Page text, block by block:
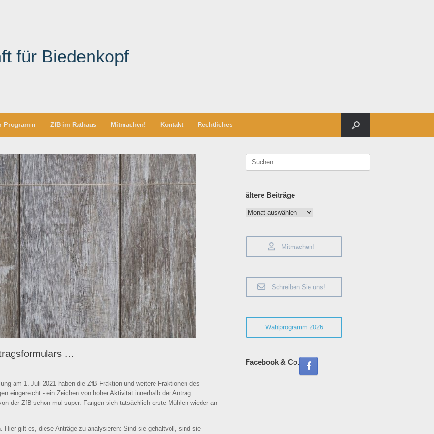
für Biedenkopf
Programm ZfB im Rathaus Mitmachen! Kontakt Rechtliches
…
am 1. Juli 2021 haben die ZfB-Fraktion und weitere Fraktionen des
eingereicht - ein Zeichen von hoher Aktivität innerhalb der Antrag
der ZfB schon mal super. Fangen sich tatsächlich erste Mühlen wieder an
Hier gilt es, diese Anträge zu analysieren: Sind sie gehaltvoll, sind sie
Suchen
ältere Beiträge
ältere
Mitmachen!
Schreiben Sie uns!
Wahlprogramm 2026
Facebook & Co.